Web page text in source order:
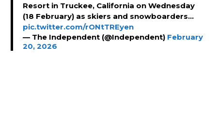
Resort in Truckee, California on Wednesday
(18 February) as skiers and snowboarders…
pic.twitter.com/rONtTREyen
— The Independent (@Independent) February
20, 2026